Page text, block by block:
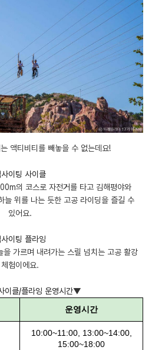
액티비티를 빼놓을 수 없는데요!
이팅 사이클
의 코스로 자전거를 타고 김해평야와
늘 위를 나는 듯한 고공 라이딩을 즐길 수
있어요.
이팅 플라잉
가르며 내려가는 스릴 넘치는 고공 활강
체험이에요.
이클/플라잉 운영시간▼
운영시간
10:00~11:00, 13:00~14:00,
15:00~18:00